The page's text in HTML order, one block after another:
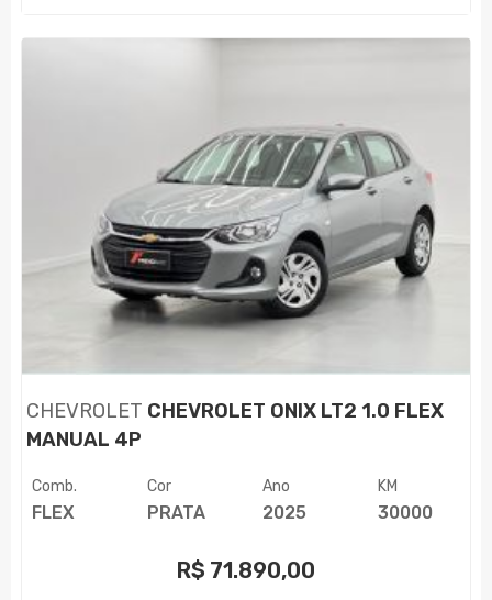
CHEVROLET CHEVROLET ONIX LT2 1.0 FLEX
MANUAL 4P
Comb.
FLEX
Cor
PRATA
Ano
2025
KM
30000
R$ 71.890,00